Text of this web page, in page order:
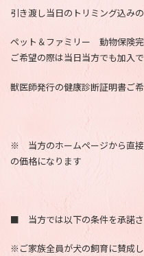
引き渡し当日のトリミング込み
ペット＆ファミリー 動物保険
ご希望の際は当日当方でも加入
獣医師発行の健康診断証明書ご
※ 当方のホームページから直
の価格になります
■ 当方では以下の条件を承諾さ
※ご家族全員が犬の飼育に賛成